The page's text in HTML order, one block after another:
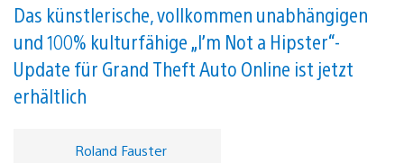
Das künstlerische, vollkommen unabhängigen
und 100% kulturfähige „I’m Not a Hipster“-
Update für Grand Theft Auto Online ist jetzt
erhältlich
Roland Fauster